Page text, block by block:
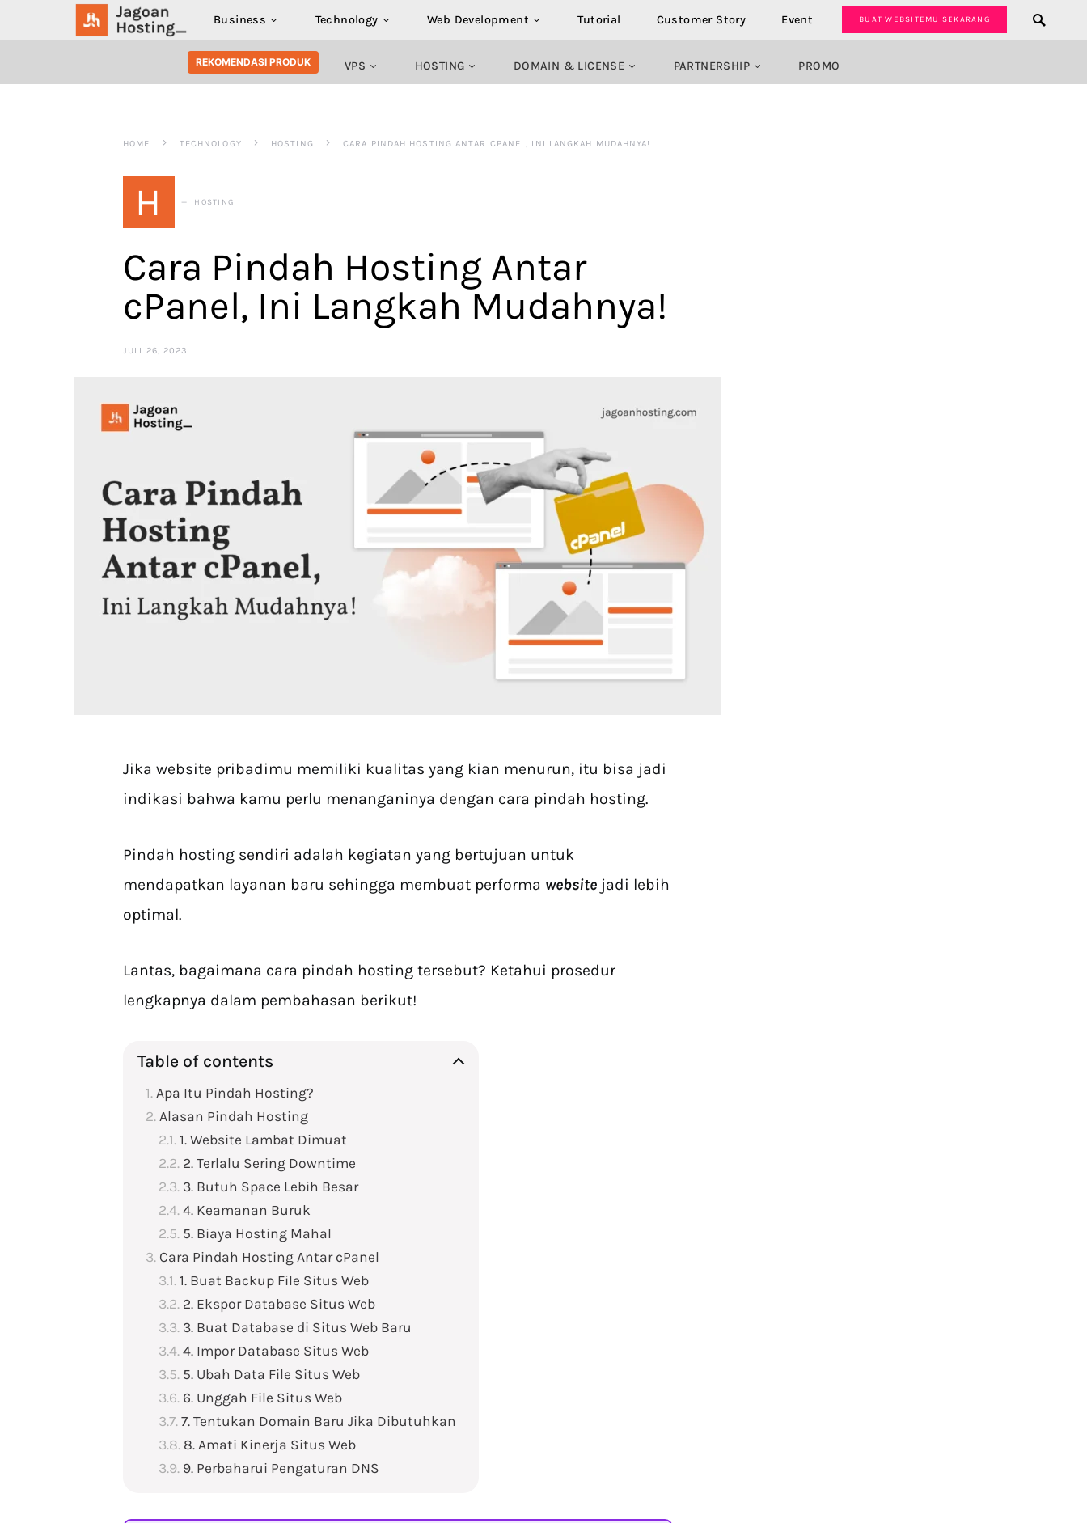
Business Technology Web Development Tutorial Customer Story Event BUAT WEBSITEMU SEKARANG
SEARCH FOR:
REKOMENDASI PRODUK VPS HOSTING DOMAIN & LICENSE PARTNERSHIP PROMO
HOME TECHNOLOGY HOSTING CARA PINDAH HOSTING ANTAR CPANEL, INI LANGKAH MUDAHNYA!
H HOSTING
Cara Pindah Hosting Antar
cPanel, Ini Langkah Mudahnya!
JULI 26, 2023
Jika website pribadimu memiliki kualitas yang kian menurun, itu bisa jadi
indikasi bahwa kamu perlu menanganinya dengan cara pindah hosting.
Pindah hosting sendiri adalah kegiatan yang bertujuan untuk
mendapatkan layanan baru sehingga membuat performa website jadi lebih
optimal.
Lantas, bagaimana cara pindah hosting tersebut? Ketahui prosedur
lengkapnya dalam pembahasan berikut!
Table of contents
Apa Itu Pindah Hosting?
Alasan Pindah Hosting
1. Website Lambat Dimuat
2. Terlalu Sering Downtime
3. Butuh Space Lebih Besar
4. Keamanan Buruk
5. Biaya Hosting Mahal
Cara Pindah Hosting Antar cPanel
1. Buat Backup File Situs Web
2. Ekspor Database Situs Web
3. Buat Database di Situs Web Baru
4. Impor Database Situs Web
5. Ubah Data File Situs Web
6. Unggah File Situs Web
7. Tentukan Domain Baru Jika Dibutuhkan
8. Amati Kinerja Situs Web
9. Perbaharui Pengaturan DNS